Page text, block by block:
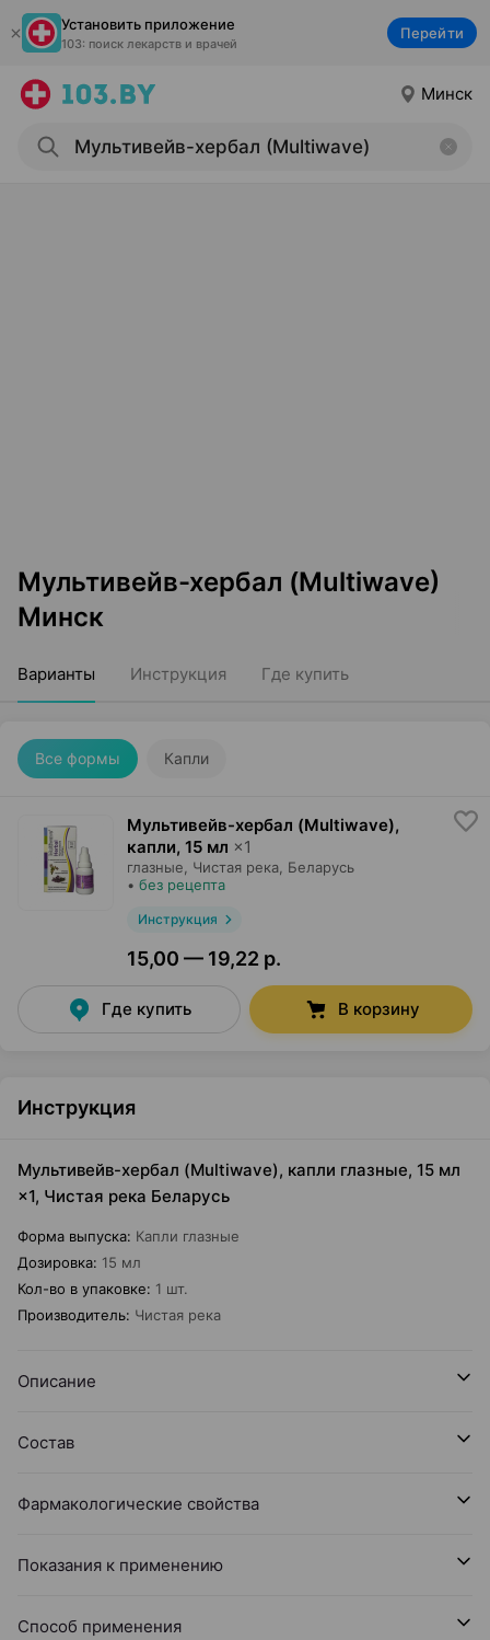
Установить приложение
103: поиск лекарств и врачей
Перейти
Минск
Мультивейв-хербал (Multiwave)
Минск
Варианты Инструкция Где купить
Все формы Капли
Мультивейв-хербал (Multiwave),
капли, 15 мл ×1
глазные, Чистая река , Беларусь
• без рецепта
Инструкция
15,00 — 19,22 р.
Где купить В корзину
Инструкция
Мультивейв-хербал (Multiwave), капли глазные, 15 мл
×1, Чистая река Беларусь
Форма выпуска: Капли глазные
Дозировка: 15 мл
Кол-во в упаковке: 1 шт.
Производитель: Чистая река
Описание
Состав
Фармакологические свойства
Показания к применению
Способ применения